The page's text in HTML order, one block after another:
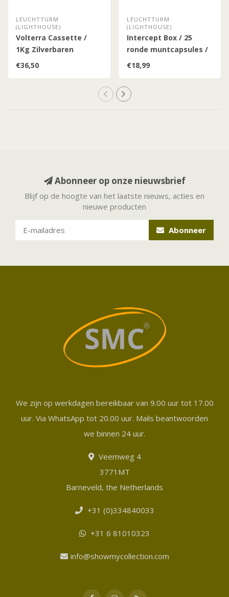
LEUCHTTURM
(LIGHTHOUSE)
Volterra Cassette /
1Kg Zilverbaren
€36,50
LEUCHTTURM
(LIGHTHOUSE)
Intercept Box / 25
ronde muntcapsules /
38-41 mm
€18,99
Abonneer op onze nieuwsbrief
Blijf op de hoogte van het laatste nieuws, acties en
nieuwe producten
Abonneer
We zijn op werkdagen bereikbaar van 9.00 uur tot 17.00
uur. Via WhatsApp tot 20.00 uur. Mails beantwoorden
we binnen 24 uur.
Veemweg 4
3771MT
Barneveld, the Netherlands
+31 (0)334840033
+31 6 81010323
info@showmycollection.com